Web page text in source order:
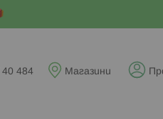
Магазини
40 484